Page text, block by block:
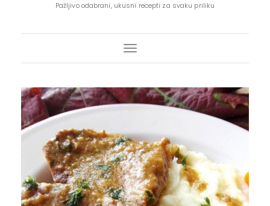
Pažljivo odabrani, ukusni recepti za svaku priliku
Toggle Navigation